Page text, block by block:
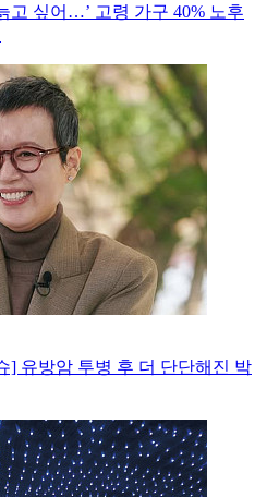
고 싶어…’ 고령 가구 40% 노후
] 유방암 투병 후 더 단단해진 박